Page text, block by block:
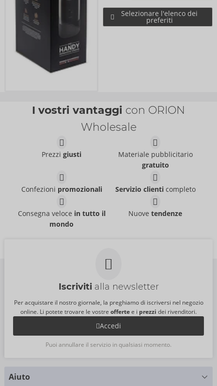
Selezionare l'elenco dei
preferiti
I vostri vantaggi con ORION
Wholesale
Prezzigiusti
Materiale pubblicitario
gratuito
Confezioni promozionali Servizio clienticompleto
Consegna veloce in tutto il
mondo
Nuovetendenze
Iscrivitialla newsletter
Per acquistare il nostro giornale, la preghiamo di iscriversi nel negozio
online. Li potete trovare le vostre offertee i prezzi dei rivenditori.
Accedi
Puoi annullare il servizio in qualsiasi momento.
Aiuto